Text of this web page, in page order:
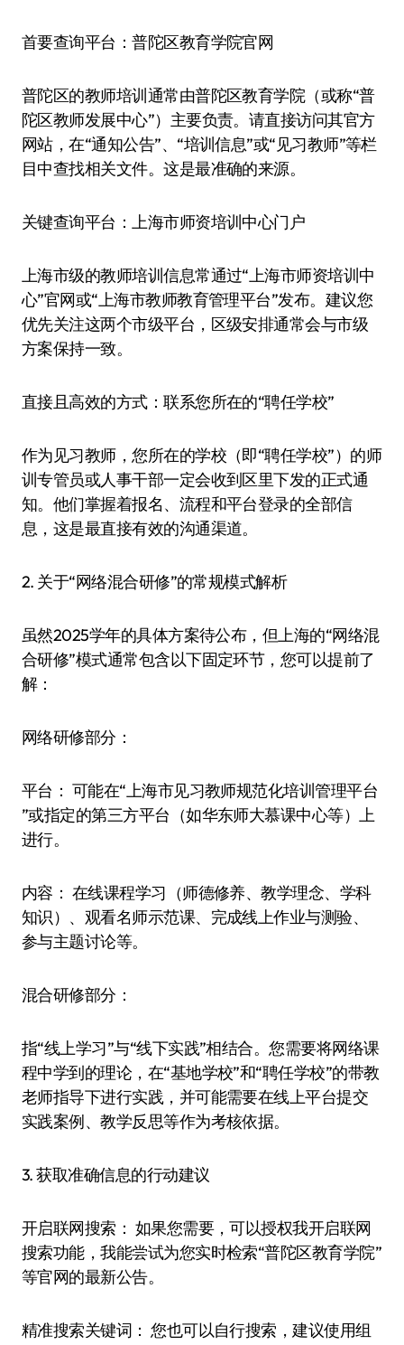
​​首要查询平台：普陀区教育学院官网​​
普陀区的教师培训通常由​​普陀区教育学院​​（或称“普
陀区教师发展中心”）主要负责。请直接访问其官方
网站，在“通知公告”、“培训信息”或“见习教师”等栏
目中查找相关文件。这是最准确的来源。
​​关键查询平台：上海市师资培训中心门户​​
上海市级的教师培训信息常通过“​​上海市师资培训中
心​​”官网或“​​上海市教师教育管理平台​​”发布。建议您
优先关注这两个市级平台，区级安排通常会与市级
方案保持一致。
​​直接且高效的方式：联系您所在的“聘任学校”​​
作为见习教师，您所在的学校（即“聘任学校”）的​​师
训专管员​​或​​人事干部​​一定会收到区里下发的正式通
知。他们掌握着报名、流程和平台登录的全部信
息，这是最直接有效的沟通渠道。
​​2. 关于“网络混合研修”的常规模式解析​​
虽然2025学年的具体方案待公布，但上海的“网络混
合研修”模式通常包含以下固定环节，您可以提前了
解：
​​网络研修部分：​​
​​平台：​​ 可能在“​​上海市见习教师规范化培训管理平台​​
”或指定的第三方平台（如华东师大慕课中心等）上
进行。
​​内容：​​ 在线课程学习（师德修养、教学理念、学科
知识）、观看名师示范课、完成线上作业与测验、
参与主题讨论等。
​​混合研修部分：​​
指“线上学习”与“线下实践”相结合。您需要将网络课
程中学到的理论，在“基地学校”和“聘任学校”的带教
老师指导下进行实践，并可能需要在线上平台提交
实践案例、教学反思等作为考核依据。
​​3. 获取准确信息的行动建议​​
​​开启联网搜索：​​ 如果您需要，可以授权我​​开启联网
搜索功能​​，我能尝试为您实时检索“普陀区教育学院”
等官网的最新公告。
​​精准搜索关键词：​​ 您也可以自行搜索，建议使用组